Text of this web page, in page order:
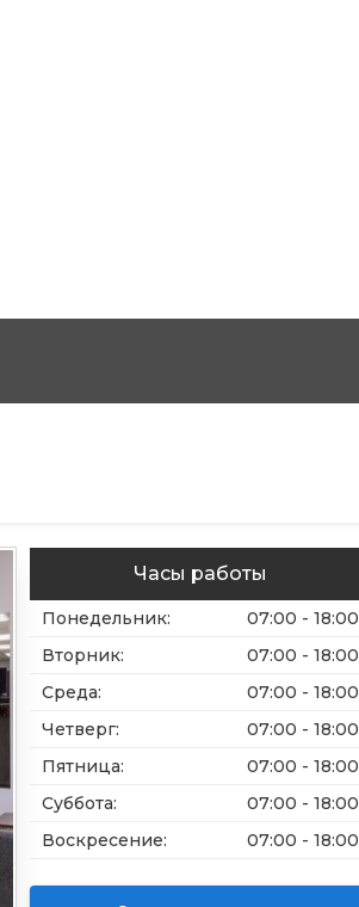
Часы работы
Понедельник:
07:00 - 18:00
Вторник:
07:00 - 18:00
Среда:
07:00 - 18:00
Четверг:
07:00 - 18:00
Пятница:
07:00 - 18:00
Суббота:
07:00 - 18:00
Воскресение: 07:00 - 18:00